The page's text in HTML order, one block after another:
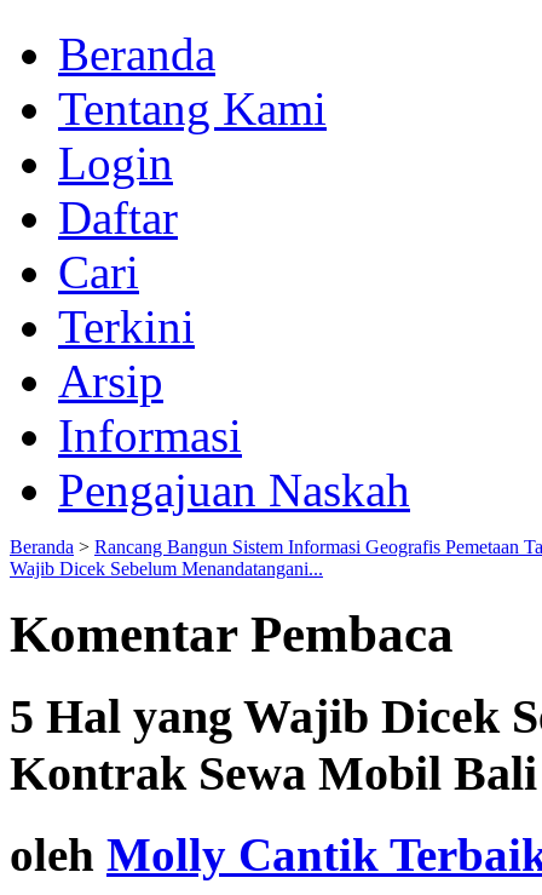
Beranda
Tentang Kami
Login
Daftar
Cari
Terkini
Arsip
Informasi
Pengajuan Naskah
Beranda > Rancang Bangun Sistem Informasi Geografis Pemetaan
Wajib Dicek Sebelum Menandatangani...
Komentar Pembaca
5 Hal yang Wajib Dicek
Kontrak Sewa Mobil Bali
oleh Molly Cantik